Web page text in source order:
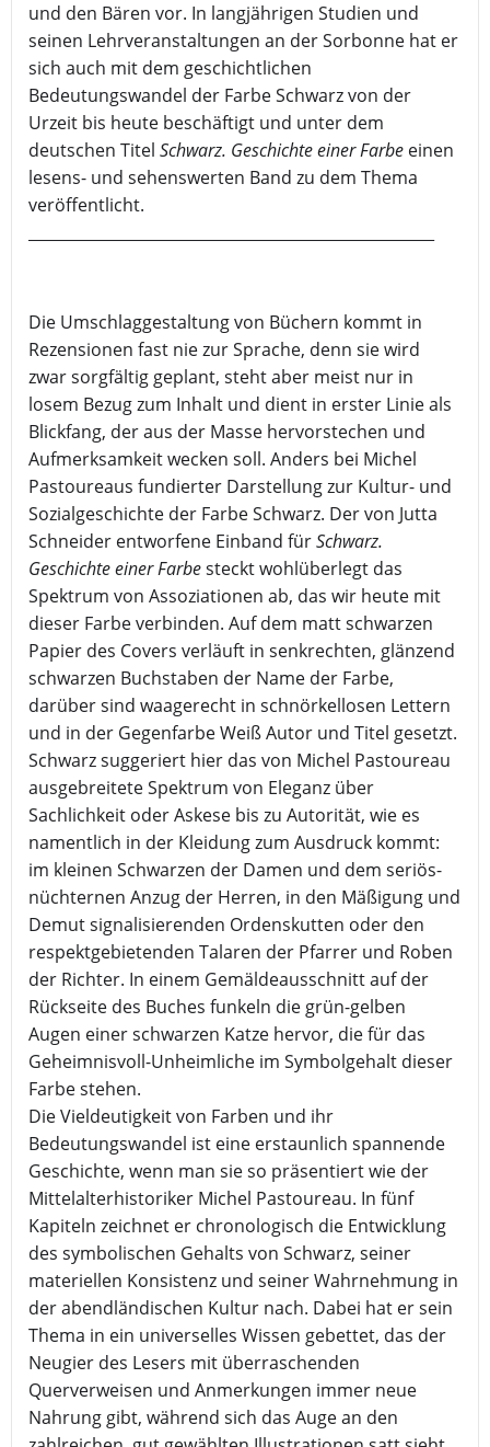
und den Bären vor. In langjährigen Studien und
seinen Lehrveranstaltungen an der Sorbonne hat er
sich auch mit dem geschichtlichen
Bedeutungswandel der Farbe Schwarz von der
Urzeit bis heute beschäftigt und unter dem
deutschen Titel Schwarz. Geschichte einer Farbe einen
lesens- und sehenswerten Band zu dem Thema
veröffentlicht.
Die Umschlaggestaltung von Büchern kommt in
Rezensionen fast nie zur Sprache, denn sie wird
zwar sorgfältig geplant, steht aber meist nur in
losem Bezug zum Inhalt und dient in erster Linie als
Blickfang, der aus der Masse hervorstechen und
Aufmerksamkeit wecken soll. Anders bei Michel
Pastoureaus fundierter Darstellung zur Kultur- und
Sozialgeschichte der Farbe Schwarz. Der von Jutta
Schneider entworfene Einband fürSchwarz.
Geschichte einer Farbesteckt wohlüberlegt das
Spektrum von Assoziationen ab, das wir heute mit
dieser Farbe verbinden. Auf dem matt schwarzen
Papier des Covers verläuft in senkrechten, glänzend
schwarzen Buchstaben der Name der Farbe,
darüber sind waagerecht in schnörkellosen Lettern
und in der Gegenfarbe Weiß Autor und Titel gesetzt.
Schwarz suggeriert hier das von Michel Pastoureau
ausgebreitete Spektrum von Eleganz über
Sachlichkeit oder Askese bis zu Autorität, wie es
namentlich in der Kleidung zum Ausdruck kommt:
im kleinen Schwarzen der Damen und dem seriös-
nüchternen Anzug der Herren, in den Mäßigung und
Demut signalisierenden Ordenskutten oder den
respektgebietenden Talaren der Pfarrer und Roben
der Richter. In einem Gemäldeausschnitt auf der
Rückseite des Buches funkeln die grün-gelben
Augen einer schwarzen Katze hervor, die für das
Geheimnisvoll-Unheimliche im Symbolgehalt dieser
Farbe stehen.
Die Vieldeutigkeit von Farben und ihr
Bedeutungswandel ist eine erstaunlich spannende
Geschichte, wenn man sie so präsentiert wie der
Mittelalterhistoriker Michel Pastoureau. In fünf
Kapiteln zeichnet er chronologisch die Entwicklung
des symbolischen Gehalts von Schwarz, seiner
materiellen Konsistenz und seiner Wahrnehmung in
der abendländischen Kultur nach. Dabei hat er sein
Thema in ein universelles Wissen gebettet, das der
Neugier des Lesers mit überraschenden
Querverweisen und Anmerkungen immer neue
Nahrung gibt, während sich das Auge an den